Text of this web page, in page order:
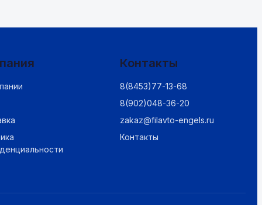
Контакты
8(8453)77-13-68
8(902)048-36-20
zakaz@filavto-engels.ru
Контакты